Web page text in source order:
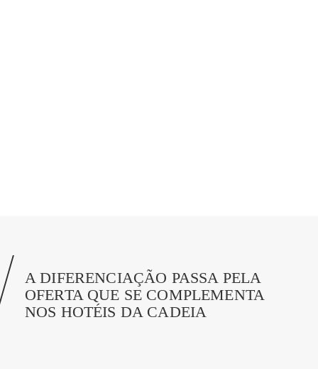
A DIFERENCIAÇÃO PASSA PELA
OFERTA QUE SE COMPLEMENTA
NOS HOTÉIS DA CADEIA